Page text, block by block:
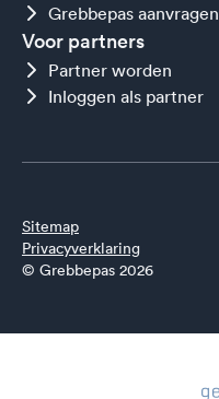
Grebbepas aanvragen
Voor partners
Partner worden
Inloggen als partner
Sitemap
Privacyverklaring
© Grebbepas 2026